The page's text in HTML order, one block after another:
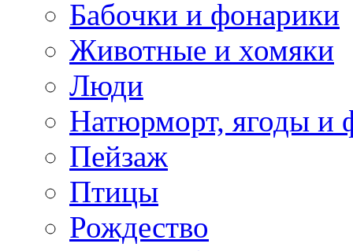
Бабочки и фонарики
Животные и хомяки
Люди
Натюрморт, ягоды и
Пейзаж
Птицы
Рождество